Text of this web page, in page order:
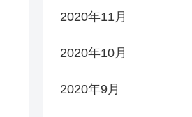
2020年11月
2020年10月
2020年9月